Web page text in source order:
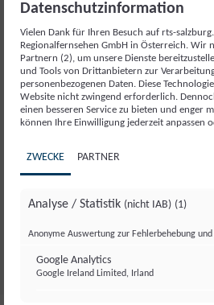
KARKOGELBAHN IST
Di., 30. Juni. 2026 // 171
Datenschutzinformation
Vielen Dank für Ihren Besuch auf rts-
Regionalfernsehen GmbH in Österreich. Wir
Partnern (2), um unsere Dienste
und Tools von Drittanbietern zur
personenbezogenen Daten. Diese
Website nicht zwingend erforderlich.
einen besseren Service zu bieten und enger
können Ihre Einwilligung jederzeit anpassen
ZWECKE PARTNER
Analyse / Statistik (nicht IAB) (1)
Anonyme Auswertung zur Fehlerbehebung
Google Analytics
Google Ireland Limited, Irland